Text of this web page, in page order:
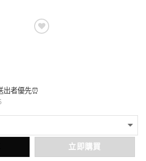
出者優先⏰
立即購買